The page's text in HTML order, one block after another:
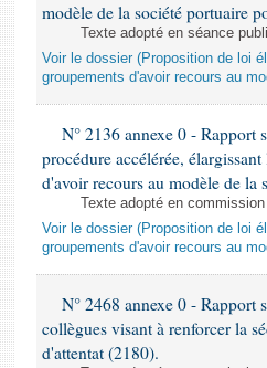
modèle de la société portuaire
Texte adopté en séance
Voir le dossier (Proposition de loi
groupements d'avoir recours au
N° 2136 annexe 0 - Rapport
procédure accélérée,
d'avoir recours au modèle de
Texte adopté en commission
Voir le dossier (Proposition de loi
groupements d'avoir recours au
N° 2468 annexe 0 - Rapport
collègues visant à renforcer la
d'attentat (2180).